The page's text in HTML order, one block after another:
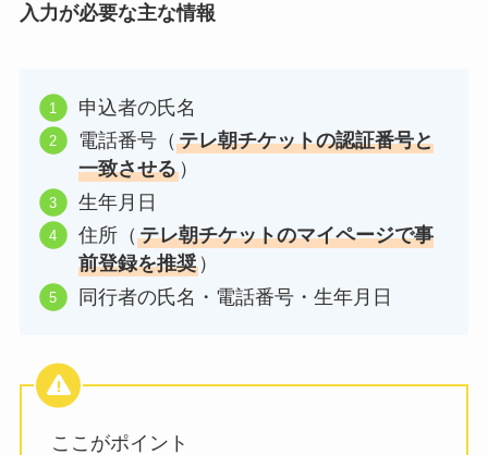
入力が必要な主な情報
申込者の氏名
電話番号（ テレ朝チケットの認証番号と
一致させる）
生年月日
住所（ テレ朝チケットのマイページで事
前登録を推奨）
同行者の氏名・電話番号・生年月日
ここがポイント